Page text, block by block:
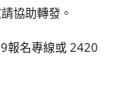
協助轉發。
報名專線或 2420